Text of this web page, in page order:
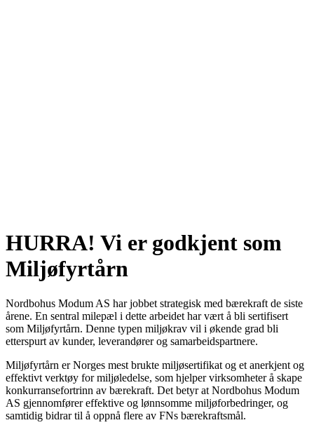
HURRA! Vi er godkjent som
Miljøfyrtårn
Nordbohus Modum AS har jobbet strategisk med bærekraft de siste
årene. En sentral milepæl i dette arbeidet har vært å bli sertifisert
som Miljøfyrtårn. Denne typen miljøkrav vil i økende grad bli
etterspurt av kunder, leverandører og samarbeidspartnere.
Miljøfyrtårn er Norges mest brukte miljøsertifikat og et anerkjent og
effektivt verktøy for miljøledelse, som hjelper virksomheter å skape
konkurransefortrinn av bærekraft. Det betyr at Nordbohus Modum
AS gjennomfører effektive og lønnsomme miljøforbedringer, og
samtidig bidrar til å oppnå flere av FNs bærekraftsmål.